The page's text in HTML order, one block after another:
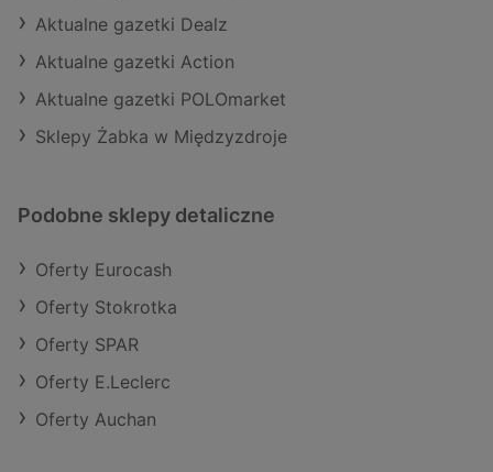
Aktualne gazetki Dealz
Aktualne gazetki Action
Aktualne gazetki POLOmarket
Sklepy Żabka w Międzyzdroje
Podobne sklepy detaliczne
Oferty Eurocash
Oferty Stokrotka
Oferty SPAR
Oferty E.Leclerc
Oferty Auchan